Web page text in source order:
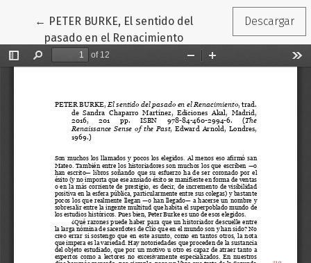
← Volver a los detalles del artículo
PETER BURKE, El sentido del
pasado en el Renacimiento
Descargar